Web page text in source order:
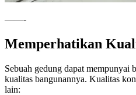
——-
Memperhatikan
Sebuah gedung dapat mempunyai
kualitas bangunannya. Kualitas
lain: